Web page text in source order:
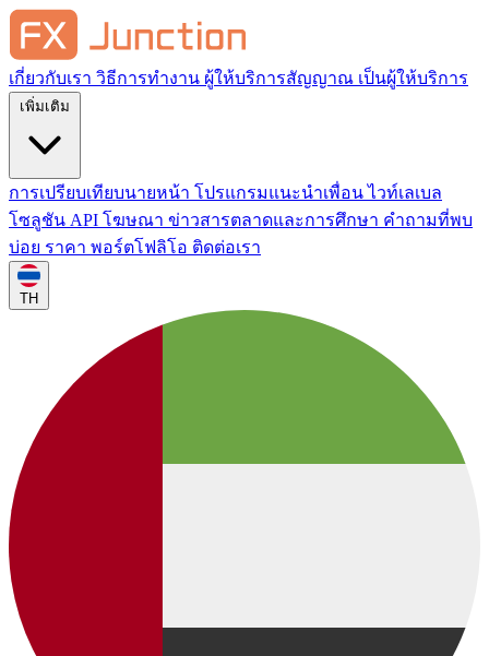
เกี่ยวกับเรา วิธีการทำงาน ผู้ให้บริการสัญญาณ เป็นผู้ให้บริการ
การเปรียบเทียบนายหน้า โปรแกรมแนะนำเพื่อนไวท์เลเบล
โซลูชัน API โฆษณา ข่าวสารตลาดและการศึกษา คำถามที่พบ
บ่อย ราคา พอร์ตโฟลิโอ ติดต่อเรา
TH